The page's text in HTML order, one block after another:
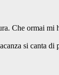
Che ormai
si canta